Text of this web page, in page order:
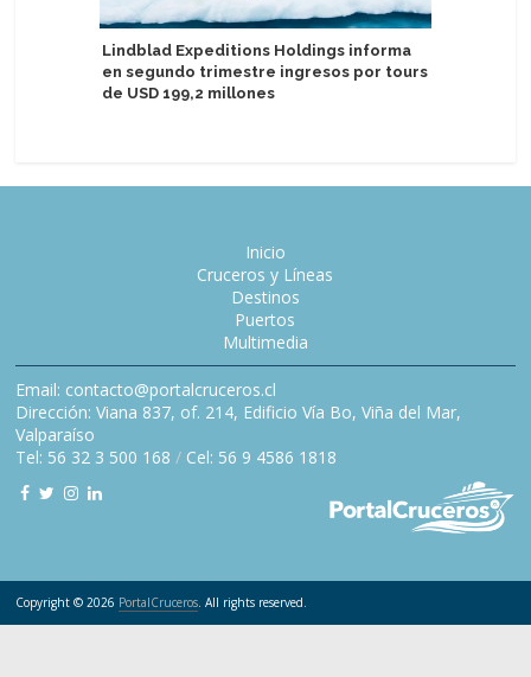
Lindblad Expeditions Holdings informa
en segundo trimestre ingresos por tours
de USD 199,2 millones
Inicio
Cruceros y Líneas
Destinos
Puertos
Multimedia
Email: contacto@portalcruceros.cl
Dirección: Viana 837, of. 214, Edificio Vía Bo, Viña del Mar,
Valparaíso
Tel: 56 32 3 500 168 / Cel: 56 9 4586 1818
Copyright © 2026 PortalCruceros. All rights reserved.